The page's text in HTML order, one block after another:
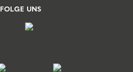
FOLGE UNS